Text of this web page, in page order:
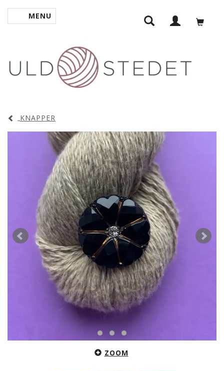
TOGGLE NAVIGATION
MENU
KNAPPER
ZOOM